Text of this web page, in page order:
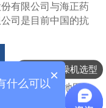
了企业的生产效
中有需要进行湿度控
胶囊、粉剂、栓
瓶、注射用药等。a)
有限公司与海正药
司是目前中国的抗
湿除湿机组用于
间及研发中心的生
的控制，并应用于
生产线的配套以满
普瑞泰 | 网站地图
版权所有
除湿干燥机选型
×
什么可以